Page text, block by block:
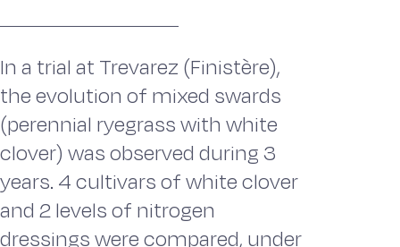
In a trial at Trevarez (Finistère),
the evolution of mixed swards
(perennial ryegrass with white
clover) was observed during 3
years. 4 cultivars of white clover
and 2 levels of nitrogen
dressings were compared, under